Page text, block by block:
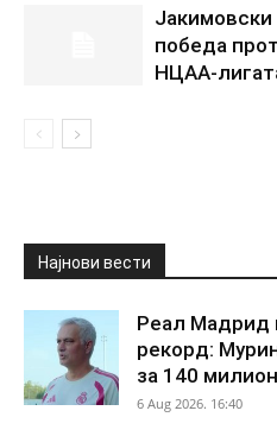
победа
НЦАА-
Најнови вести
Реал Мадрид
рекорд:
за 140
6 Aug 2026. 16:40